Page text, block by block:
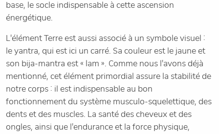
base, le socle indispensable à cette ascension
énergétique.
L'élément Terre est aussi associé à un symbole visuel :
le yantra, qui est ici un carré. Sa couleur est le jaune et
son bija-mantra est « lam ». Comme nous l'avons déjà
mentionné, cet élément primordial assure la stabilité de
notre corps : il est indispensable au bon
fonctionnement du système musculo-squelettique, des
dents et des muscles. La santé des cheveux et des
ongles, ainsi que l'endurance et la force physique,